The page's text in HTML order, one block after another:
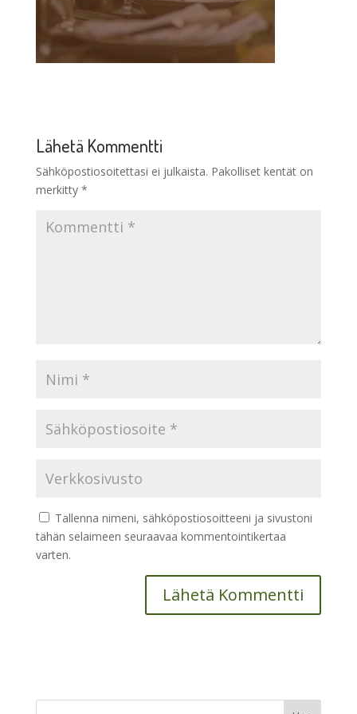
Lähetä Kommentti
Sähköpostiosoitettasi ei julkaista. Pakolliset kentät on
merkitty *
Tallenna nimeni, sähköpostiosoitteeni ja sivustoni
tähän selaimeen seuraavaa kommentointikertaa
varten.